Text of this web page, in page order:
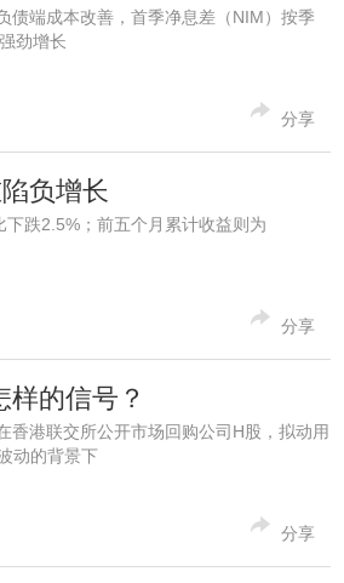
债端成本改善，首季净息差（NIM）按季
劲增长
分享
负增长
跌2.5%；前五个月累计收益则为
分享
的信号？
港联交所公开市场回购公司H股，拟动用
动的背景下
分享